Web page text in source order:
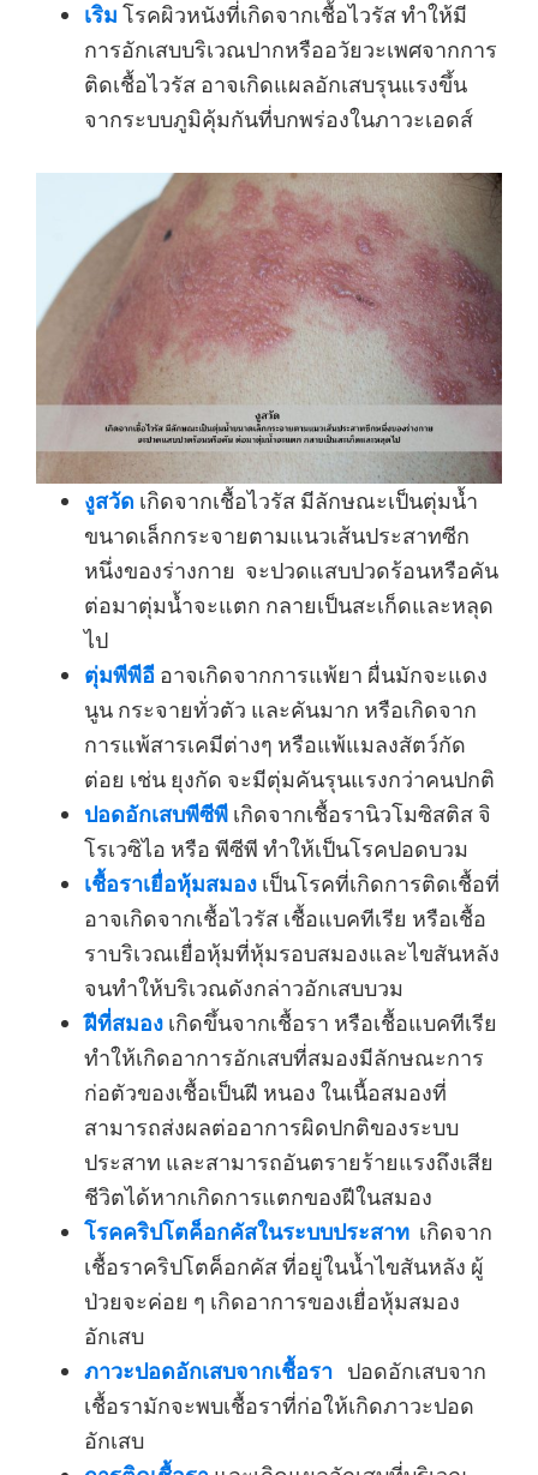
เริม โรคผิวหนังที่เกิดจากเชื้อไวรัส ทำให้มี
การอักเสบบริเวณปากหรืออวัยวะเพศจากการ
ติดเชื้อไวรัส อาจเกิดแผลอักเสบรุนแรงขึ้น
จากระบบภูมิคุ้มกันที่บกพร่องในภาวะเอดส์
งูสวัด เกิดจากเชื้อไวรัส มีลักษณะเป็นตุ่มน้ำ
ขนาดเล็กกระจายตามแนวเส้นประสาทซีก
หนึ่งของร่างกาย จะปวดแสบปวดร้อนหรือคัน
ต่อมาตุ่มน้ำจะแตก กลายเป็นสะเก็ดและหลุด
ไป
ตุ่มพีพีอี อาจเกิดจากการแพ้ยา ผื่นมักจะแดง
นูน กระจายทั่วตัว และคันมาก หรือเกิดจาก
การแพ้สารเคมีต่างๆ หรือแพ้แมลงสัตว์กัด
ต่อย เช่น ยุงกัด จะมีตุ่มคันรุนแรงกว่าคนปกติ
ปอดอักเสบพีซีพี เกิดจากเชื้อรานิวโมซิสติส จิ
โรเวซิไอ หรือ พีซีพี ทำให้เป็นโรคปอดบวม
เชื้อราเยื่อหุ้มสมอง เป็นโรคที่เกิดการติดเชื้อที่
อาจเกิดจากเชื้อไวรัส เชื้อแบคทีเรีย หรือเชื้อ
ราบริเวณเยื่อหุ้มที่หุ้มรอบสมองและไขสันหลัง
จนทำให้บริเวณดังกล่าวอักเสบบวม
ฝีที่สมอง เกิดขึ้นจากเชื้อรา หรือเชื้อแบคทีเรีย
ทำให้เกิดอาการอักเสบที่สมองมีลักษณะการ
ก่อตัวของเชื้อเป็นฝี หนอง ในเนื้อสมองที่
สามารถส่งผลต่ออาการผิดปกติของระบบ
ประสาท และสามารถอันตรายร้ายแรงถึงเสีย
ชีวิตได้หากเกิดการแตกของฝีในสมอง
โรคคริปโตค็อกคัสในระบบประสาท เกิดจาก
เชื้อราคริปโตค็อกคัส ที่อยู่ในน้ำไขสันหลัง ผู้
ป่วยจะค่อย ๆ เกิดอาการของเยื่อหุ้มสมอง
อักเสบ
ภาวะปอดอักเสบจากเชื้อรา ปอดอักเสบจาก
เชื้อรามักจะพบเชื้อราที่ก่อให้เกิดภาวะปอด
อักเสบ